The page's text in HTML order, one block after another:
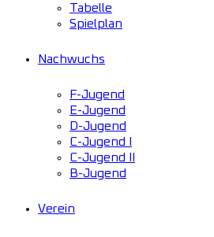
Tabelle
Spielplan
Nachwuchs
F-Jugend
E-Jugend
D-Jugend
C-Jugend I
C-Jugend II
B-Jugend
Verein